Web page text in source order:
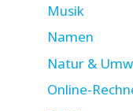
Musik
Namen
Natur &
Online-